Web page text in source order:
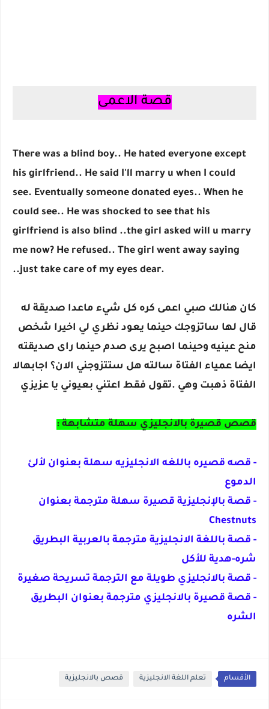
قصة الاعمى
There was a blind boy.. He hated everyone except
his girlfriend.. He said I'll marry u when I could
see. Eventually someone donated eyes.. When he
could see.. He was shocked to see that his
girlfriend is also blind ..the girl asked will u marry
me now? He refused.. The girl went away saying
..just take care of my eyes dear.
كان هنالك صبي اعمى كره كل شيء ماعدا صديقة له
قال لها ساتزوجك حينما يعود نظري لي اخيرا شخص
منح عينيه وحينما اصبح يرى صدم حينما راى صديقته
ايضا عمياء الفتاة سالته هل ستتزوجني الان؟ اجابهالا
الفتاة ذهبت وهي .تقول فقط اعتني بعيوني يا عزيزي
قصص قصيرة بالانجليزي سهلة متشابهة :
- قصه قصيره باللغه الانجليزيه سهلة بعنوان لألئ
الدموع
- قصة بالإنجليزية قصيرة سهلة مترجمة بعنوان
Chestnuts
- قصة باللغة الانجليزية مترجمة بالعربية البطريق
شره-هدية للأكل
- قصة بالانجليزي طويلة مع الترجمة تسريحة صغيرة
- قصة قصيرة بالانجليزي مترجمة بعنوان البطريق
الشره
الأقسام تعلم اللغة الانجليزية قصص بالانجليزية